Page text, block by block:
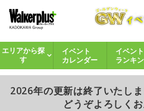
エリアから探
す
イベント
カレンダー
イベント
ランキ
2026年の更新は終了いたし
どうぞよろしくお